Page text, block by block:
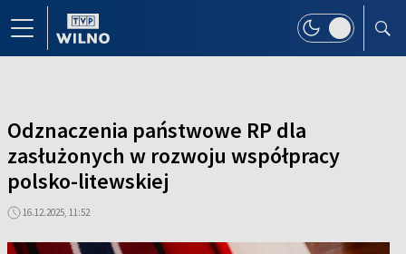
Odznaczenia państwowe RP dla
zasłużonych w rozwoju współpracy
polsko-litewskiej
16.12.2025, 11:52